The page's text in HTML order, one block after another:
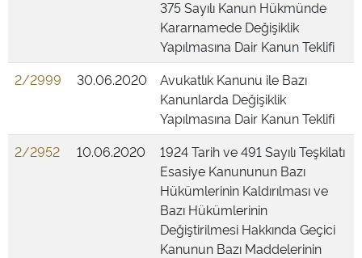
375 Sayılı Kanun Hükmünde
Kararnamede Değişiklik
Yapılmasına Dair Kanun Teklifi
2/2999
30.06.2020
Avukatlık Kanunu ile Bazı
Kanunlarda Değişiklik
Yapılmasına Dair Kanun Teklifi
2/2952
10.06.2020
1924 Tarih ve 491 Sayılı Teşkilatı
Esasiye Kanununun Bazı
Hükümlerinin Kaldırılması ve
Bazı Hükümlerinin
Değiştirilmesi Hakkında Geçici
Kanunun Bazı Maddelerinin